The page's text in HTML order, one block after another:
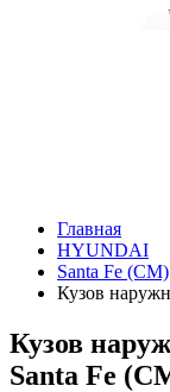
Главная
HYUNDAI
Santa Fe (CM)
Кузов
Кузов
Santa Fe